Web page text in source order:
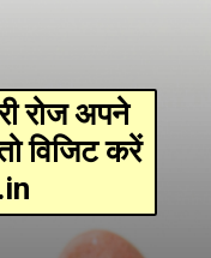
रोज अपने
विजिट करें